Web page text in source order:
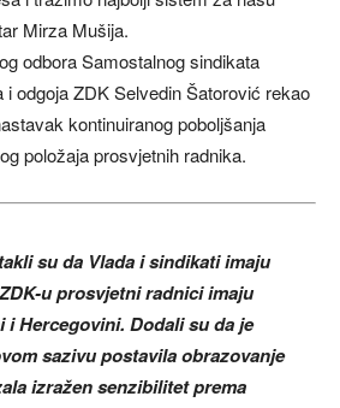
Mirza Mušija.
odbora Samostalnog sindikata
odgoja ZDK Selvedin Šatorović rekao
kontinuiranog poboljšanja
položaja prosvjetnih radnika.
su da Vlada i sindikati imaju
u prosvjetni radnici imaju
i Hercegovini. Dodali su da je
sazivu postavila obrazovanje
izražen senzibilitet prema